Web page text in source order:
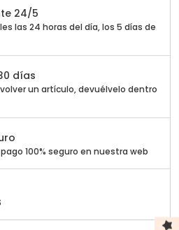
24/5
las 24 horas del día, los 5 días de
días
un artículo, devuélvelo dentro
100% seguro en nuestra web